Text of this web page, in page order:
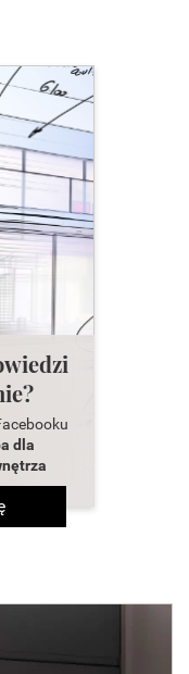
dla